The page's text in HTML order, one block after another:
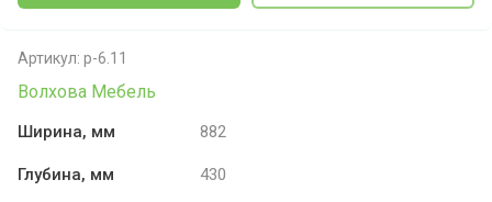
Артикул: р-6.11
Волхова Мебель
Ширина, мм 882
Глубина, мм 430